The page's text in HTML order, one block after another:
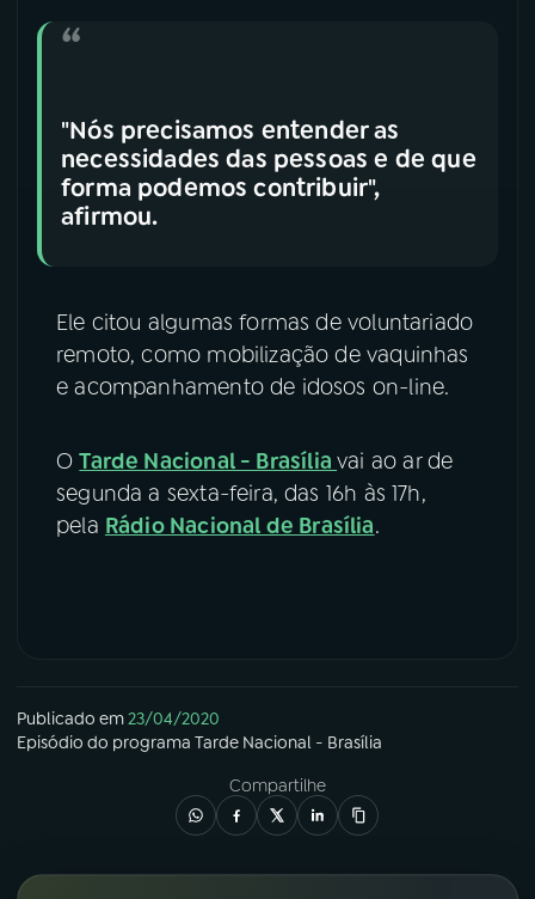
"Nós precisamos entender as
necessidades das pessoas e de que
forma podemos contribuir",
afirmou.
Ele citou algumas formas de voluntariado
remoto, como mobilização de vaquinhas
e acompanhamento de idosos on-line.
OTarde Nacional - Brasíliavai ao ar de
segunda a sexta-feira, das 16h às 17h,
pela Rádio Nacional de Brasília.
Publicado em23/04/2020
Episódio do programa Tarde Nacional - Brasília
Compartilhe